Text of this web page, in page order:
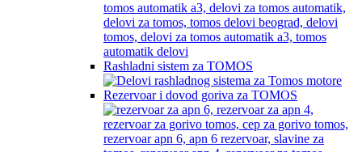
Rashladni sistem za TOMOS
Rezervoar i dovod goriva za TOMOS